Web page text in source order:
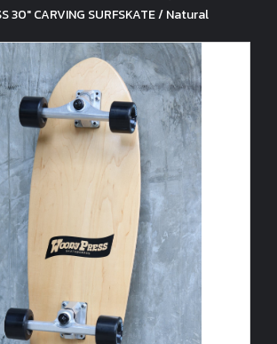
30" CARVING SURFSKATE / Natural